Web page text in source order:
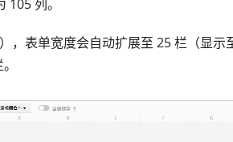
列。
表单宽度会自动扩展至 25 栏（显示